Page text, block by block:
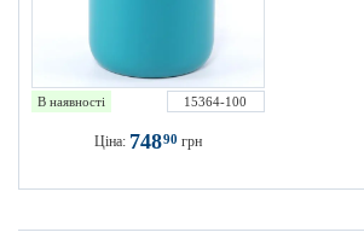
В наявності 15364-100
Ціна: 74890 грн